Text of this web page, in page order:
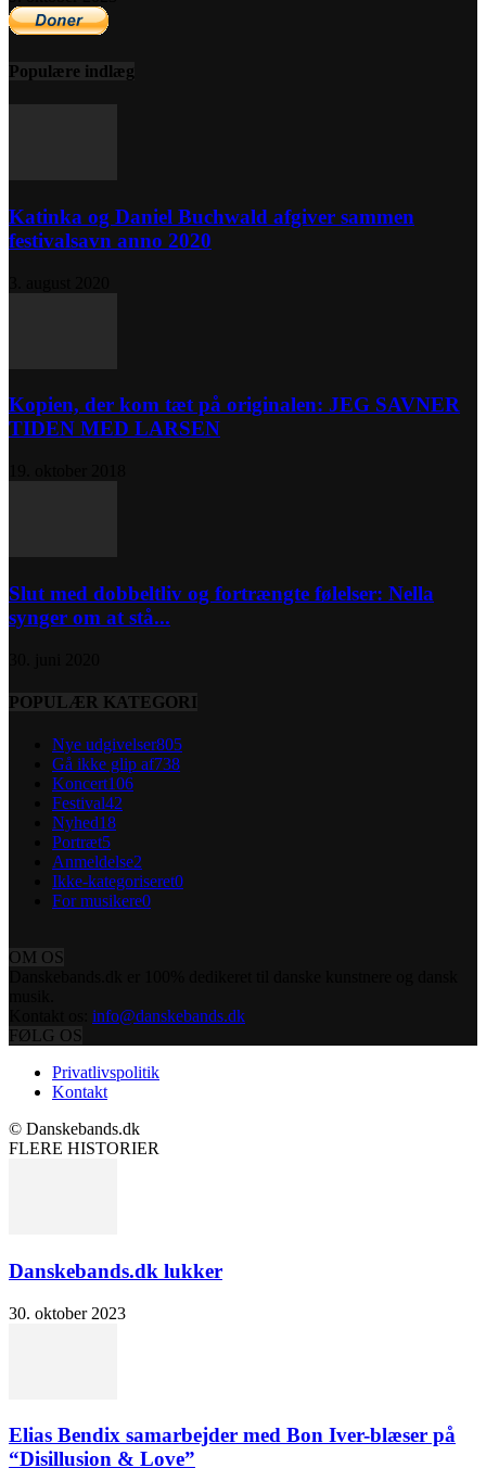
Populære indlæg
Katinka og Daniel Buchwald afgiver sammen
festivalsavn anno 2020
Kopien, der kom tæt på originalen: JEG SAVNER
TIDEN MED LARSEN
Slut med dobbeltliv og fortrængte følelser: Nella
synger om at stå...
POPULÆR KATEGORI
Nye udgivelser805
Gå ikke glip af738
Koncert106
Festival42
Nyhed18
Portræt5
Anmeldelse2
Ikke-kategoriseret0
For musikere0
OM OS
info@danskebands.dk
FØLG OS
Privatlivspolitik
Kontakt
© Danskebands.dk
FLERE HISTORIER
Danskebands.dk lukker
30. oktober 2023
Elias Bendix samarbejder med Bon Iver-blæser på
“Disillusion & Love”